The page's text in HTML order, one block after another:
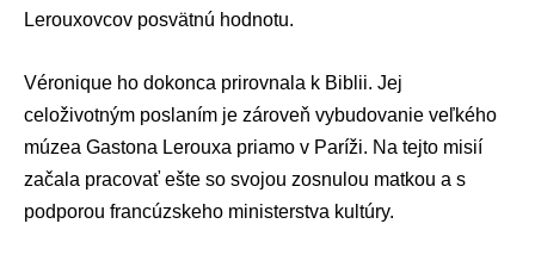
Lerouxovcov posvätnú hodnotu.
Véronique ho dokonca prirovnala k Biblii. Jej
celoživotným poslaním je zároveň vybudovanie veľkého
múzea Gastona Lerouxa priamo v Paríži. Na tejto misií
začala pracovať ešte so svojou zosnulou matkou a s
podporou francúzskeho ministerstva kultúry.